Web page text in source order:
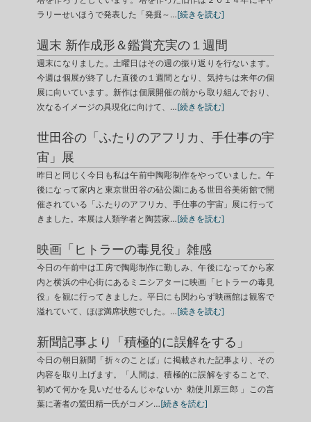
ラリーせいほうで発表した「発掘～…[続きを読む]
週末 新作成形＆鑑賞充実の１週間
週末になりました。土曜日はその週の振り返りを行ないます。
今週は個展が終了した直後の１週間となり、気持ちは来年の個
展に向いています。新作は個展開催の前から取り組んでおり、
次なるイメージの具現化に向けて、…[続きを読む]
世田谷の「ふたりのアフリカ、手仕事の宇
宙」展
昨日と同じく今日も私は午前中陶彫制作をやっていました。午
後になって家内と東京世田谷の砧公園にある世田谷美術館で開
催されている「ふたりのアフリカ、手仕事の宇宙」展に行って
きました。本展は人類学者と陶芸家…[続きを読む]
映画「ヒトラーの毒見役」雑感
今日の午前中は工房で陶彫制作に勤しみ、午後になってから家
内と横浜の中心街にあるミニシアターに映画「ヒトラーの毒見
役」を観に行ってきました。平日にも関わらず映画館は観客で
溢れていて、ほぼ満席状態でした。…[続きを読む]
新聞記事より「積極的に誤解をする」
今日の朝日新聞「折々のことば」に掲載された記事より、その
内容を取り上げます。「人間は、積極的に誤解をすることで、
初めて何かを見いだせるんじゃないか 勅使川原三郎 」この言
葉に著者の鷲田精一氏がコメン…[続きを読む]